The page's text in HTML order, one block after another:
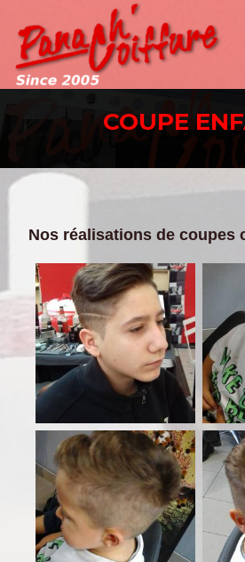
contenu
COUPE
Nos réalisations de coupes